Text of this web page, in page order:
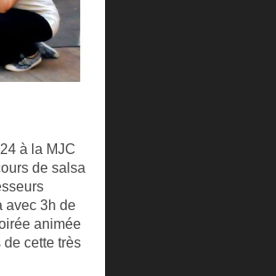
à la MJC
de salsa
avec 3h de
animée
cette très